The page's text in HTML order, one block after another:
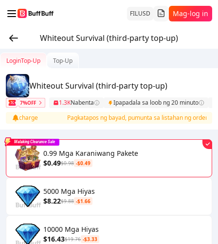
FILUSD Mag-log in
Whiteout Survival (third-party top-up)
LoginTop-Up Top-Up
Whiteout Survival (third-party top-up)
7%OFF 1.3KNabenta
Ipapadala sa loob ng 20 minuto
recharge
Pagkatapos ng bayad, pumunta sa listahan ng order,
0.99 Mga Karaniwang Pakete
$0.49$0.98 -$0.49
Malaking Clearance Sale
5000 Mga Hiyas
$8.22$9.88 -$1.66
10000 Mga Hiyas
$16.43$19.76 -$3.33